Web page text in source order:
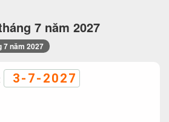
7 năm 2027
7 năm 2027
3-7-2027